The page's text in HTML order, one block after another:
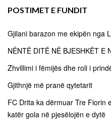
POSTIMET E FUNDIT
Gjilani barazon me ekipën nga
NËNTË DITË NË BJESHKËT E
Zhvillimi i fëmijës dhe roli i
Gjithnjë më pranë qytetarit
FC Drita ka dërmuar Tre Fiorin
katër gola në pjesëlojën e dytë